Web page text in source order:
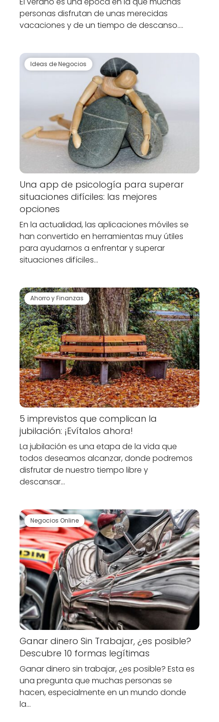
personas disfrutan de unas merecidas
vacaciones y de un tiempo de descanso.…
Ideas de Negocios
Una app de psicología para superar
situaciones difíciles: las mejores
opciones
En la actualidad, las aplicaciones móviles se
han convertido en herramientas muy útiles
para ayudarnos a enfrentar y superar
situaciones difíciles…
Ahorro y Finanzas
5 imprevistos que complican la
jubilación: ¡Evítalos ahora!
La jubilación es una etapa de la vida que
todos deseamos alcanzar, donde podremos
disfrutar de nuestro tiempo libre y
descansar…
Negocios Online
Ganar dinero Sin Trabajar, ¿es posible?
Descubre 10 formas legítimas
Ganar dinero sin trabajar, ¿es posible? Esta es
una pregunta que muchas personas se
hacen, especialmente en un mundo donde
la…